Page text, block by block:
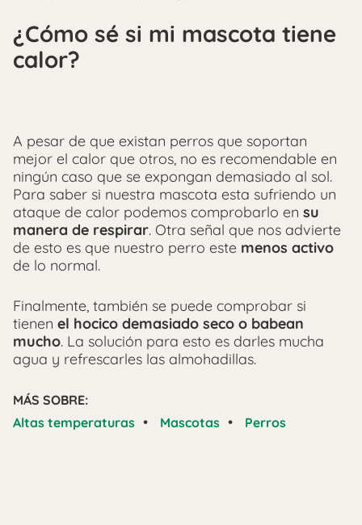
¿Cómo sé si mi mascota tiene
calor?
A pesar de que existan perros que soportan
mejor el calor que otros, no es recomendable en
ningún caso que se expongan demasiado al sol.
Para saber si nuestra mascota esta sufriendo un
ataque de calor podemos comprobarlo en su
manera de respirar. Otra señal que nos advierte
de esto es que nuestro perro este menos activo
de lo normal.
Finalmente, también se puede comprobar si
tienen el hocico demasiado seco o babean
mucho. La solución para esto es darles mucha
agua y refrescarles las almohadillas.
MÁS SOBRE:
Altas temperaturas • Mascotas • Perros